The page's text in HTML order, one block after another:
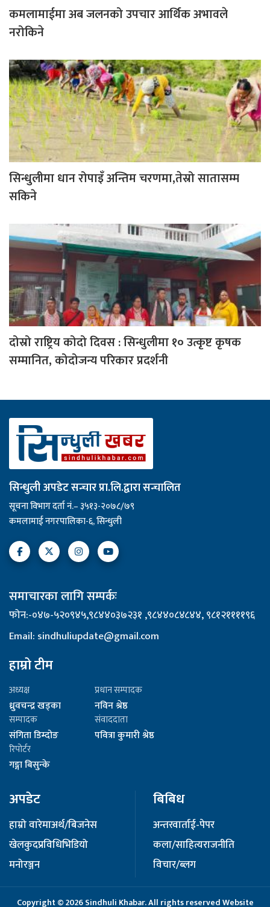
कमलामाईमा अब जलनको उपचार आर्थिक अभावले
नरोकिने
सिन्धुलीमा धान रोपाइँ अन्तिम चरणमा,तेस्रो सातासम्म
सकिने
दोस्रो राष्ट्रिय कोदो दिवस : सिन्धुलीमा १० उत्कृष्ट कृषक
सम्मानित, कोदोजन्य परिकार प्रदर्शनी
सिन्धुली अपडेट सन्चार प्रा.लि.द्वारा सन्चालित
सूचना विभाग दर्ता नं.– ३५१३-२०७८/७९
कमलामाई नगरपालिका-६, सिन्धुली
समाचारका लागि सम्पर्कः
फोन:-०४७-५२०९४५,९८४४०३७२३१ ,९८४४०८४८४४, ९८१२११११९६
Email: sindhuliupdate@gmail.com
हाम्रो टीम
अध्यक्ष
ध्रुवचन्द्र खड्का
प्रधान सम्पादक
नविन श्रेष्ठ
सम्पादक
संगिता डिम्दोङ
संवाददाता
पवित्रा कुमारी श्रेष्ठ
रिपोर्टर
गङ्गा बिसुन्के
अपडेट
हाम्रो वारेमाअर्थ/बिजनेस
खेलकुदप्रविधिभिडियो
मनोरञ्जन
बिबिध
अन्तरवार्ताई-पेपर
कला/साहित्यराजनीति
विचार/ब्लग
Copyright © 2026 Sindhuli Khabar. All rights reserved Website